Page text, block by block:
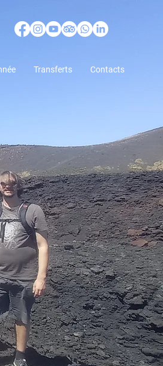
Transferts Contacts